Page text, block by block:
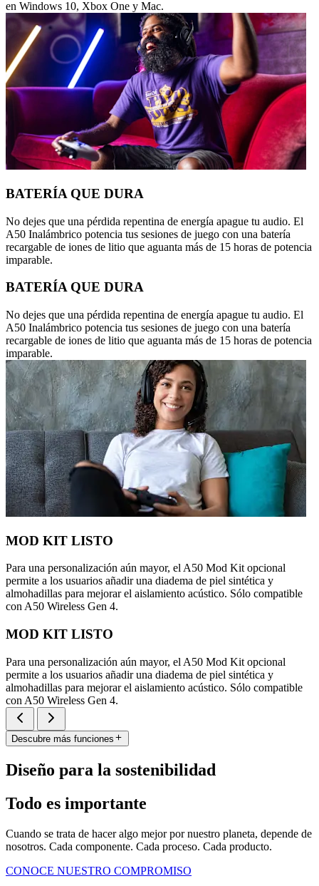
en Windows 10, Xbox One y Mac.
BATERÍA QUE DURA
No dejes que una pérdida repentina de energía apague tu audio. El
A50 Inalámbrico potencia tus sesiones de juego con una batería
recargable de iones de litio que aguanta más de 15 horas de potencia
imparable.
BATERÍA QUE DURA
No dejes que una pérdida repentina de energía apague tu audio. El
A50 Inalámbrico potencia tus sesiones de juego con una batería
recargable de iones de litio que aguanta más de 15 horas de potencia
imparable.
MOD KIT LISTO
Para una personalización aún mayor, el A50 Mod Kit opcional
permite a los usuarios añadir una diadema de piel sintética y
almohadillas para mejorar el aislamiento acústico. Sólo compatible
con A50 Wireless Gen 4.
MOD KIT LISTO
Para una personalización aún mayor, el A50 Mod Kit opcional
permite a los usuarios añadir una diadema de piel sintética y
almohadillas para mejorar el aislamiento acústico. Sólo compatible
con A50 Wireless Gen 4.
Descubre más funciones
Diseño para la sostenibilidad
Todo es importante
Cuando se trata de hacer algo mejor por nuestro planeta, depende de
nosotros. Cada componente. Cada proceso. Cada producto.
CONOCE NUESTRO COMPROMISO